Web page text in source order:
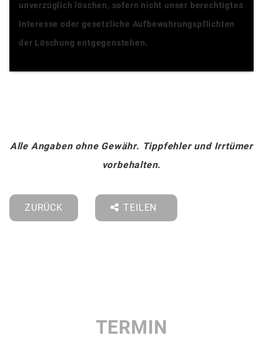
unverzüglich löschen, sofern nicht unser berechtigtes
Interesse oder gesetzliche Aufbewahrungspflichten
der Löschung entgegenstehen.
Alle Angaben ohne Gewähr. Tippfehler und Irrtümer
vorbehalten.
ZURÜCK TEILEN
TERMIN